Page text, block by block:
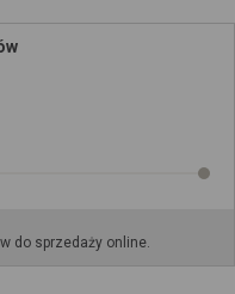
do sprzedaży online.